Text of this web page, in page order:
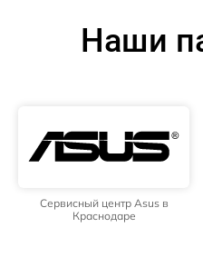
Наши
Сервисный центр Asus в
Краснодаре